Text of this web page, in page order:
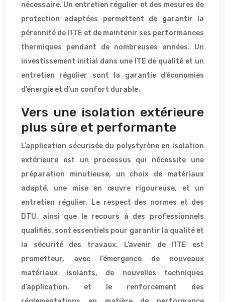
nécessaire. Un entretien régulier et des mesures de
protection adaptées permettent de garantir la
pérennité de l’ITE et de maintenir ses performances
thermiques pendant de nombreuses années. Un
investissement initial dans une ITE de qualité et un
entretien régulier sont la garantie d’économies
d’énergie et d’un confort durable.
Vers une isolation extérieure
plus sûre et performante
L’application sécurisée du polystyrène en isolation
extérieure est un processus qui nécessite une
préparation minutieuse, un choix de matériaux
adapté, une mise en œuvre rigoureuse, et un
entretien régulier. Le respect des normes et des
DTU, ainsi que le recours à des professionnels
qualifiés, sont essentiels pour garantir la qualité et
la sécurité des travaux. L’avenir de l’ITE est
prometteur, avec l’émergence de nouveaux
matériaux isolants, de nouvelles techniques
d’application, et le renforcement des